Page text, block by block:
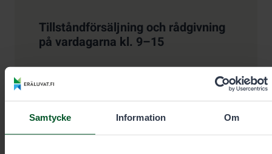
Samtycke Information Om
Tillståndförsäljning och rådgivning
på vardagarna kl. 9–15
Samtalskostnad
0,00 €/min + msa/lna.